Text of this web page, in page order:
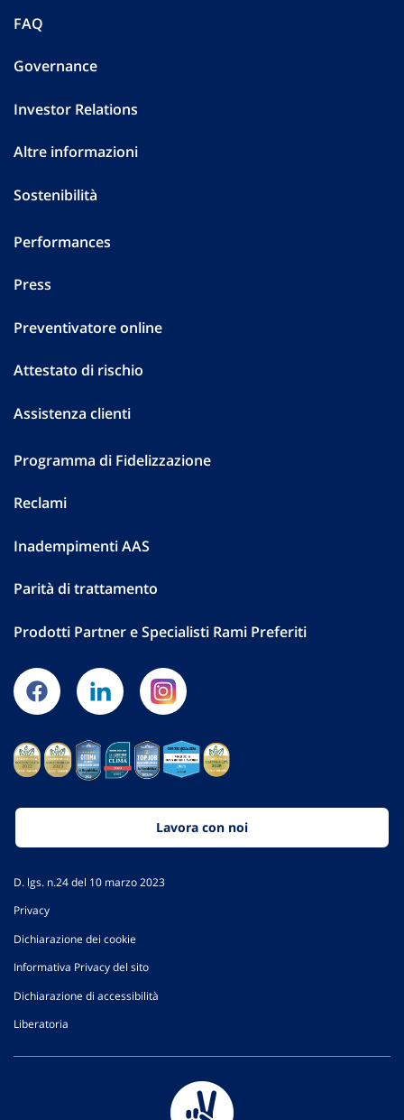
FAQ
Governance
Investor Relations
Altre informazioni
Sostenibilità
Performances
Press
Preventivatore online
Attestato di rischio
Assistenza clienti
Programma di Fidelizzazione
Reclami
Inadempimenti AAS
Parità di trattamento
Prodotti Partner e Specialisti Rami Preferiti
Lavora con noi
D. lgs. n.24 del 10 marzo 2023
Privacy
Dichiarazione dei cookie
Informativa Privacy del sito
Dichiarazione di accessibilità
Liberatoria